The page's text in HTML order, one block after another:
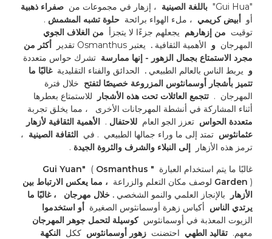
"Gui Hua"
باللغة الصينية ، إزهار في مجموعات من صفراء ذهبية
أو أبيض كريمي ، ملء الهواء برائحة حلوة تشبه المشمش
توقيت من إزهارهم يجعلهم جزءًا لا يتجزأ من الغلاف الجوي
المهرجان و الأهمية الثقافية . يعتبر Osmanthus تقدير
مجرد الاستمتاع بجمال الزهور - إنها ممارسة تشرك حواس متعددة
و يربط الناس بالعالم الطبيعي . الحدائق والفناء التقليدية
تتميز بأشجار أوسمانثوس المزروعة خصيصًا لتفتح
المهرجان . تتجمع العائلات تحت هذه الأشجار
للاستمتاع بعطرها
أثناء المشاركة في أنشطة المهرجانات الأخرى
، مما يخلق تجربة
متعددة الحواس تعزز الجو العام للاحتفال .
عثمانثوس تمتد إلى ما وراء جمالها الطبيعي . في الثقافة الصينية
ترمز هذه الأزهار
إلى النبلاء والشرف والثروة الجيدة .
غالبًا ما يتم استخدام العبارة "Gui Yuan"
( Osmanthus
Garden ) لوصف مكان التعلم والزراعة
الأزهار
بالإنجاز العلمي والنمو الشخصي . خلال مهرجان
يرتدي الناس أكياس زهرة أوسمانثوس الصغيرة أو استخدموا
الزيوت المعذبة في أوسمانثوس كوسيلة لتحمل جوهر المهرجان
معهم. تقاليد الطهي احتضنت زهور أوسمانثوس ككل